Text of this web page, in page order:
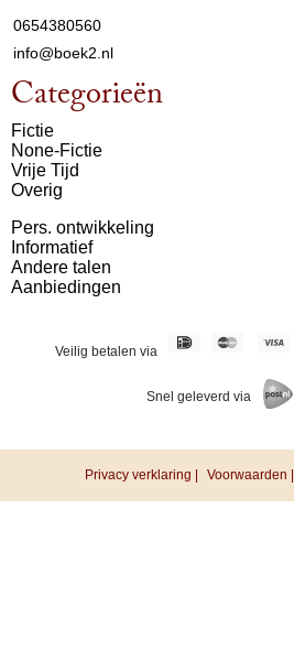
0654380560
info@boek2.nl
Categorieën
Fictie
None-Fictie
Vrije Tijd
Overig
Pers. ontwikkeling
Informatief
Andere talen
Aanbiedingen
Veilig betalen via
Snel geleverd via
Privacy verklaring | Voorwaarden |